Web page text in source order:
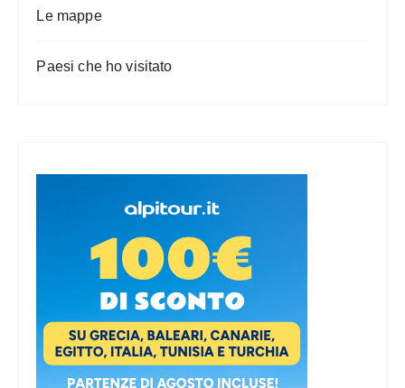
Le mappe
Paesi che ho visitato